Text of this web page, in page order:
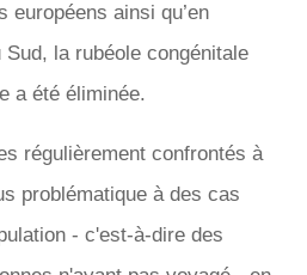
européens ainsi qu’en
la rubéole congénitale
a été éliminée.
régulièrement confrontés à
problématique à des cas
- c'est-à-dire des